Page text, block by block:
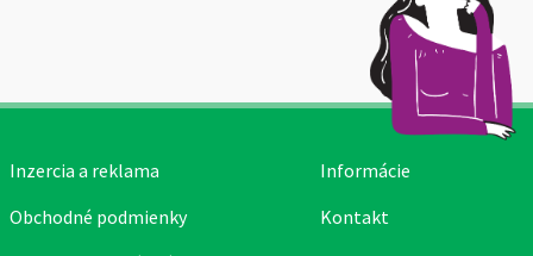
Inzercia a reklama
Obchodné podmienky
Informácie
Kontakt